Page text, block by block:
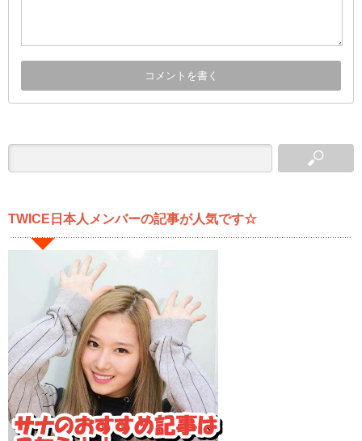
TWICE日本人メンバーの記事が人気です☆